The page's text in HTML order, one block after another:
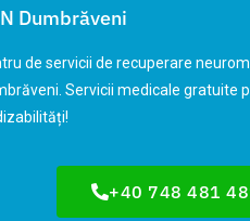
Dumbrăveni
de servicii de recuperare
Servicii medicale gratuite
+40 748 481